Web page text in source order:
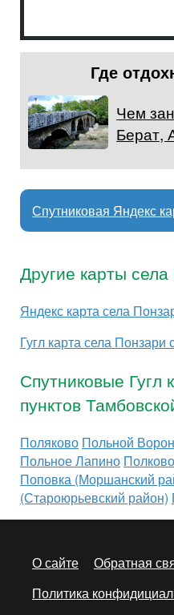
Где
Чем
Берат,
Спутниковая Яндекс
Другие карты
Яндекс карта села
Гугл карта села Понзари
Спутниковые Гугл
пунктов
Поляково Польной
Польное Лапино
Поповка (Моршанский
(Староюрьевский район)
О сайте
Обратная
Политика